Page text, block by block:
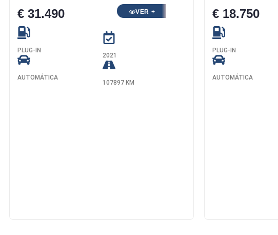
€ 31.490 VER +
PLUG-IN
AUTOMÁTICA
2021
107897 KM
€ 18.750
PLUG-IN
AUTOMÁTICA